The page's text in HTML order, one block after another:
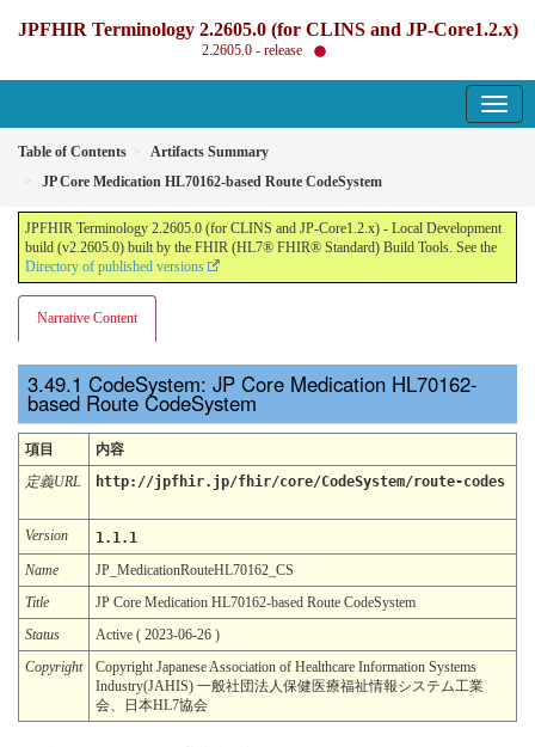
JPFHIR Terminology 2.2605.0 (for CLINS and JP-Core1.2.x)
2.2605.0 - release
Table of Contents
Artifacts Summary
JP Core Medication HL70162-based Route CodeSystem
JPFHIR Terminology 2.2605.0 (for CLINS and JP-Core1.2.x) - Local Development
build (v2.2605.0) built by the FHIR (HL7® FHIR® Standard) Build Tools. See the
Directory of published versions
Narrative Content
CodeSystem: JP Core Medication HL70162-
based Route CodeSystem
項目
内容
定義URL
http://jpfhir.jp/fhir/core/CodeSystem/route-codes
Version
1.1.1
Name
JP_MedicationRouteHL70162_CS
Title
JP Core Medication HL70162-based Route CodeSystem
Status
Active ( 2023-06-26 )
Copyright
Copyright Japanese Association of Healthcare Information Systems
Industry(JAHIS) 一般社団法人保健医療福祉情報システム工業
会、日本HL7協会